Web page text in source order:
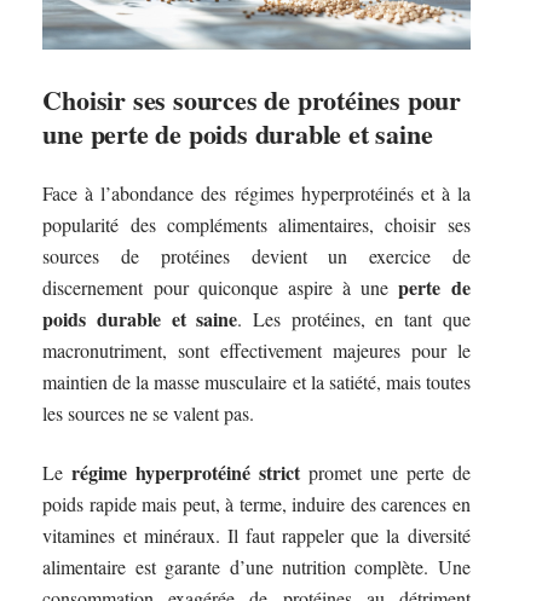
Choisir ses sources de protéines pour
une perte de poids durable et saine
Face à l’abondance des régimes hyperprotéinés et à la
popularité des compléments alimentaires, choisir ses
sources de protéines devient un exercice de
discernement pour quiconque aspire à uneperte de
poids durable et saine. Les protéines, en tant que
macronutriment, sont effectivement majeures pour le
maintien de la masse musculaire et la satiété, mais toutes
les sources ne se valent pas.
Lerégime hyperprotéiné strict promet une perte de
poids rapide mais peut, à terme, induire des carences en
vitamines et minéraux. Il faut rappeler que la diversité
alimentaire est garante d’une nutrition complète. Une